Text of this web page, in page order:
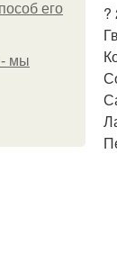
его
- мы
?